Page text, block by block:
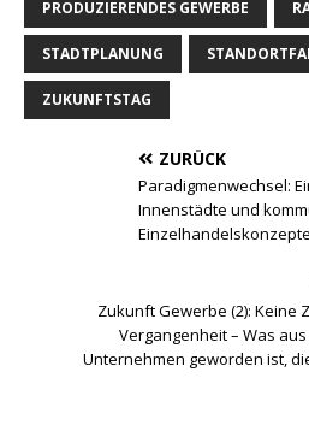
PRODUZIERENDES GEWERBE
STADTPLANUNG
ZUKUNFTSTAG
ZURÜCK
Paradigmenwechsel:
Innenstädte und
Einzelhandelskonzepte
Zukunft Gewerbe (2): Keine
Vergangenheit – Was
Unternehmen geworden ist,